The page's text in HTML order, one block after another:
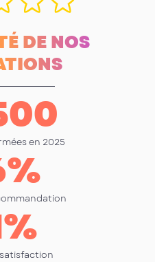
DE NOS
en 2025
%
%